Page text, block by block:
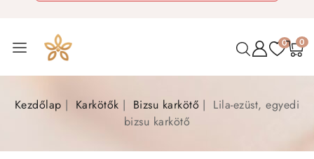
0 0
Kezdőlap Karkötők Bizsu karkötő
Lila-ezüst, egyedi
bizsu karkötő